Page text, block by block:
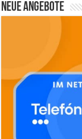
Neue Angebote